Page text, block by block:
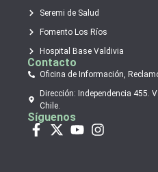
Seremi de Salud
Fomento Los Ríos
Hospital Base Valdivia
Contacto
Oficina de Información,
Dirección: Independencia 455.
Chile.
Síguenos